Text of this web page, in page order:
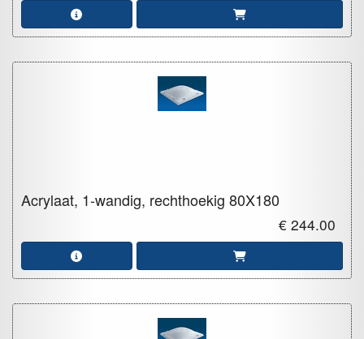
Acrylaat, 1-wandig, rechthoekig 80X180
€ 244.00